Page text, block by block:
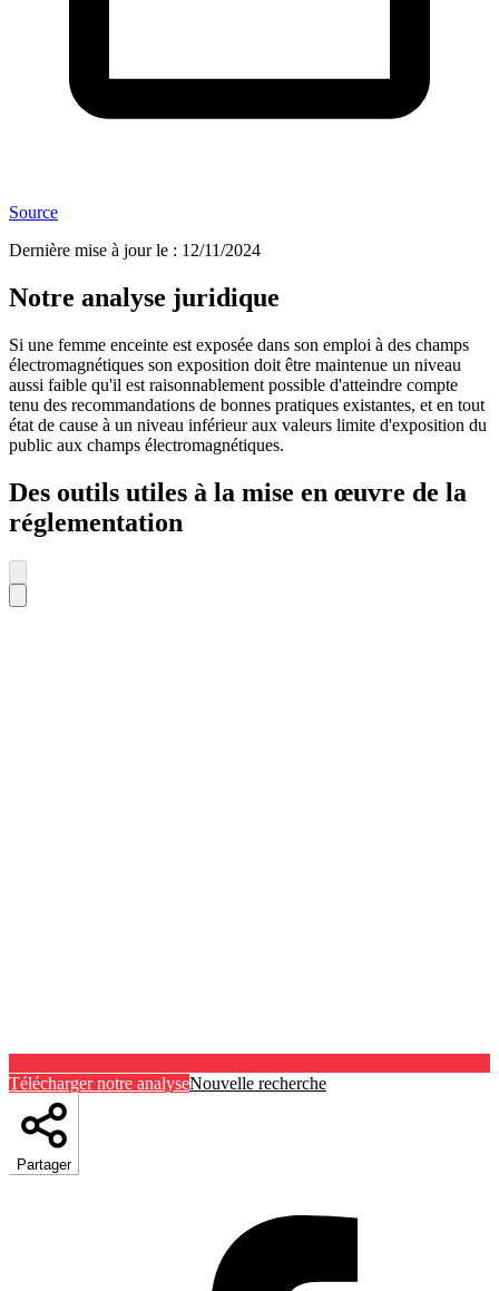
Source
Dernière mise à jour le : 12/11/2024
Notre analyse juridique
Si une femme enceinte est exposée dans son emploi à des champs
électromagnétiques son exposition doit être maintenue un niveau
aussi faible qu'il est raisonnablement possible d'atteindre compte
tenu des recommandations de bonnes pratiques existantes, et en tout
état de cause à un niveau inférieur aux valeurs limite d'exposition du
public aux champs électromagnétiques.
Des outils utiles à la mise en œuvre de la
réglementation
Télécharger notre analyseNouvelle recherche
Partager